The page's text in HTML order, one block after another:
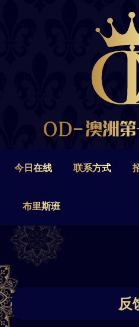
今日在线 联系方式
布里斯班
反
联系方式
布